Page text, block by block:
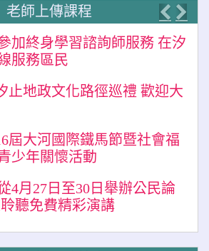
老師上傳課程
加終身學習諮詢師服務 在汐
服務區民
止地政文化路徑巡禮 歡迎大
屆大河國際鐵馬節暨社會福
少年關懷活動
4月27日至30日舉辦公民論
聽免費精彩演講